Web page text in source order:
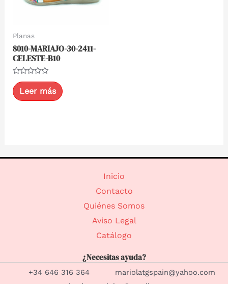
Planas
8010-MARIAJO-30-2411-
CELESTE-B10
Valorado
con
0
de
Leer más
Inicio
Contacto
Quiénes Somos
Aviso Legal
Catálogo
¿Necesitas ayuda?
+34 646 316 364 mariolatgspain@yahoo.com